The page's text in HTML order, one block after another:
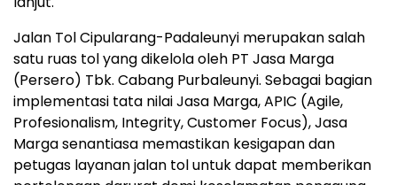
Jalan Tol Cipularang-Padaleunyi merupakan salah
satu ruas tol yang dikelola oleh PT Jasa Marga
(Persero) Tbk. Cabang Purbaleunyi. Sebagai bagian
implementasi tata nilai Jasa Marga, APIC (Agile,
Profesionalism, Integrity, Customer Focus), Jasa
Marga senantiasa memastikan kesigapan dan
petugas layanan jalan tol untuk dapat memberikan